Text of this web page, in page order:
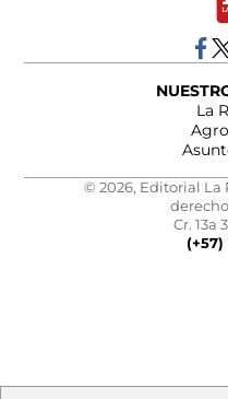
La
© 2026, Editorial La
Cr. 13a
(+57)